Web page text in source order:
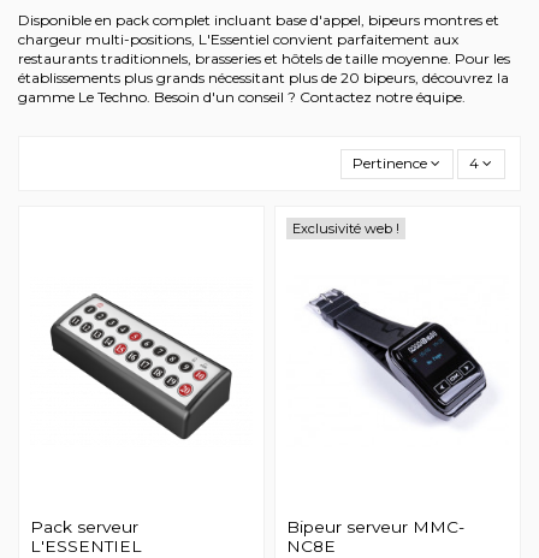
Disponible en pack complet incluant base d'appel, bipeurs montres et
chargeur multi-positions, L'Essentiel convient parfaitement aux
restaurants traditionnels, brasseries et hôtels de taille moyenne. Pour les
établissements plus grands nécessitant plus de 20 bipeurs, découvrez la
gamme Le Techno. Besoin d'un conseil ? Contactez notre équipe.
Pertinence 4
Pack serveur
L'ESSENTIEL
Exclusivité web !
Bipeur serveur MMC-
NC8E